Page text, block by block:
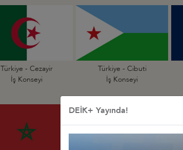
Türkiye - Cezayir
İş Konseyi
Türkiye - Cibuti
İş Konseyi
DEİK+ Yayında!